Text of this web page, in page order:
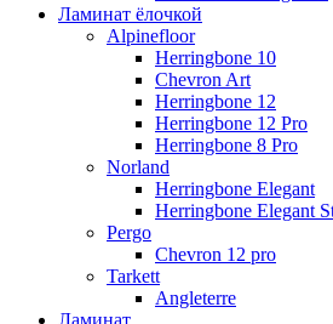
Ламинат ёлочкой
Alpinefloor
Herringbone 10
Chevron Art
Herringbone 12
Herringbone 12 Pro
Herringbone 8 Pro
Norland
Herringbone Elegant
Herringbone Elegant
Pergo
Chevron 12 pro
Tarkett
Angleterre
Ламинат